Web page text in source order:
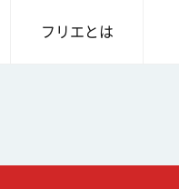
フリエとは